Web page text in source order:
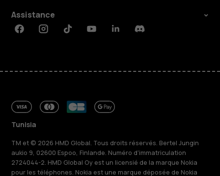
Assistance
FacebookInstagramTiktokYoutubeLinkedinDiscord
Tunisia
TM et © 2026 HMD Global. Tous droits réservés. Bertel Jungin
aukio 9, 02600 Espoo, Finlande. Numéro d'immatriculation
2724044-2. HMD Global Oy est un licensié de la marque Nokia
pour les téléphones. Nokia est une marque déposée de Nokia